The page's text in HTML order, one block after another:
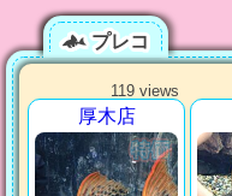
プレコ
119 views
厚木店